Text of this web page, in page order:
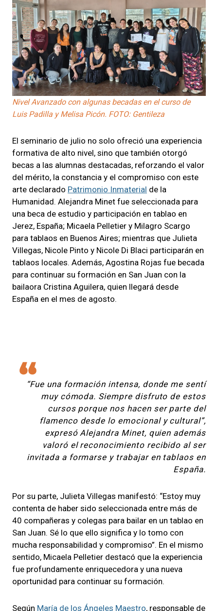
Nivel Avanzado con algunas becadas en el curso de
Luis Padilla y Melisa Picón. FOTO: Gentileza
El seminario de julio no solo ofreció una experiencia
formativa de alto nivel, sino que también otorgó
becas a las alumnas destacadas, reforzando el valor
del mérito, la constancia y el compromiso con este
arte declarado Patrimonio Inmaterial de la
Humanidad. Alejandra Minet fue seleccionada para
una beca de estudio y participación en tablao en
Jerez, España; Micaela Pelletier y Milagro Scargo
para tablaos en Buenos Aires; mientras que Julieta
Villegas, Nicole Pinto y Nicole Di Blaci participarán en
tablaos locales. Además, Agostina Rojas fue becada
para continuar su formación en San Juan con la
bailaora Cristina Aguilera, quien llegará desde
España en el mes de agosto.
“Fue una formación intensa, donde me sentí
muy cómoda. Siempre disfruto de estos
cursos porque nos hacen ser parte del
flamenco desde lo emocional y cultural”,
expresó Alejandra Minet, quien además
valoró el reconocimiento recibido al ser
invitada a formarse y trabajar en tablaos en
España.
Por su parte, Julieta Villegas manifestó: “Estoy muy
contenta de haber sido seleccionada entre más de
40 compañeras y colegas para bailar en un tablao en
San Juan. Sé lo que ello significa y lo tomo con
mucha responsabilidad y compromiso”. En el mismo
sentido, Micaela Pelletier destacó que la experiencia
fue profundamente enriquecedora y una nueva
oportunidad para continuar su formación.
Según María de los Ángeles Maestro, responsable de